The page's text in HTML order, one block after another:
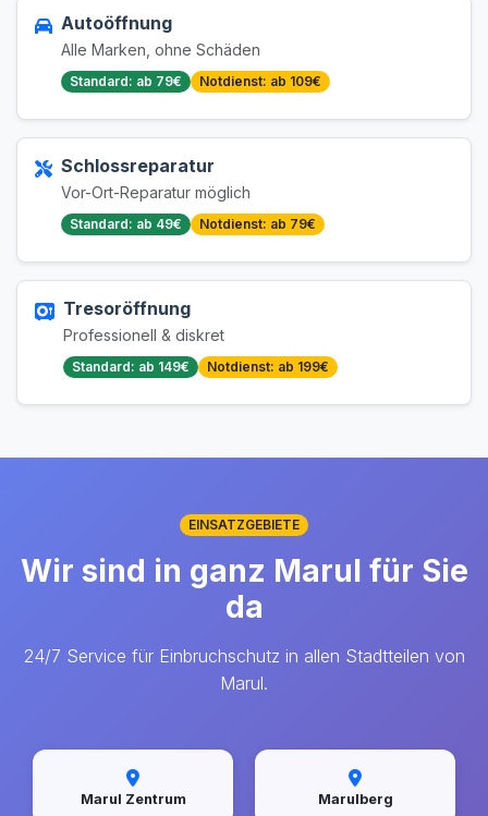
Autoöffnung
Alle Marken, ohne Schäden
Standard: ab 79€ Notdienst: ab 109€
Schlossreparatur
Vor-Ort-Reparatur möglich
Standard: ab 49€ Notdienst: ab 79€
Tresoröffnung
Professionell & diskret
Standard: ab 149€ Notdienst: ab 199€
EINSATZGEBIETE
Wir sind in ganz Marul für Sie
da
24/7 Service für Einbruchschutz in allen Stadtteilen von
Marul.
Marul Zentrum Marulberg